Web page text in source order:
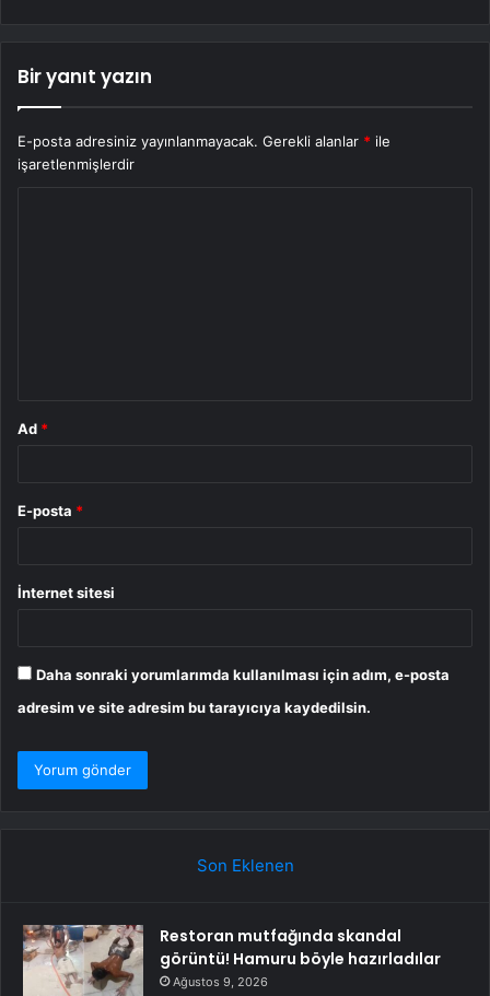
Bir yanıt yazın
E-posta adresiniz yayınlanmayacak. Gerekli alanlar * ile
işaretlenmişlerdir
Ad *
E-posta *
İnternet sitesi
Daha sonraki yorumlarımda kullanılması için adım, e-posta
adresim ve site adresim bu tarayıcıya kaydedilsin.
Son Eklenen
Restoran mutfağında skandal
görüntü! Hamuru böyle hazırladılar
Ağustos 9, 2026